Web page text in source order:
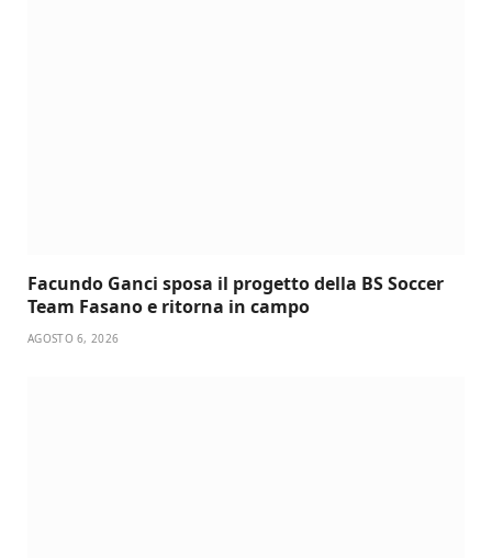
Facundo Ganci sposa il progetto della BS Soccer
Team Fasano e ritorna in campo
AGOSTO 6, 2026